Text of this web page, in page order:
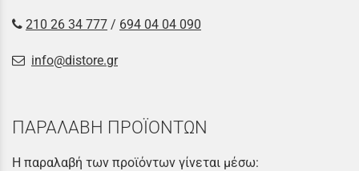
210 26 34 777 / 694 04 04 090
info@distore.gr
ΠΑΡΑΛΑΒΗ ΠΡΟΪΟΝΤΩΝ
Η παραλαβή των προϊόντων γίνεται μέσω: